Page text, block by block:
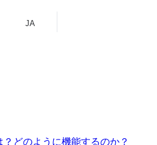
JA
？どのように機能するのか？